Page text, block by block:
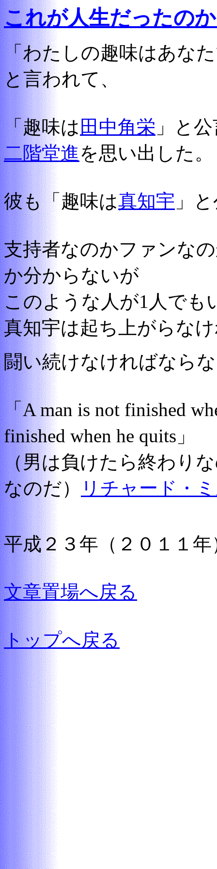
これが人生だったの
「わたしの趣味はあな
と言われて、
「趣味は 田中角栄 」と
二階堂進を思い出した。
彼も「趣味は真知宇 」
支持者なのかファンな
か分からないが
このような人が1人でも
真知宇は起ち上がらな
闘い続けなければなら
「A man is not finished
finished when he quits」
（男は負けたら終わり
なのだ）
リチャード・
平成２３年（２０１１
文章置場へ戻る
トップへ戻る